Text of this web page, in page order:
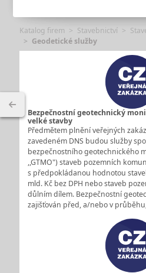
Katalog firem Stavebnictví
Geodetické služby
Bezpečnostní geotechnický
velké stavby
Předmětem plnění veřejných
zavedeném DNS budou služby
bezpečnostního geotechnického
,,GTMO") staveb pozemních
s předpokládanou hodnotou
mld. Kč bez DPH nebo staveb
důlním dílem. Bezpečnostní
zajišťován před, a/nebo v